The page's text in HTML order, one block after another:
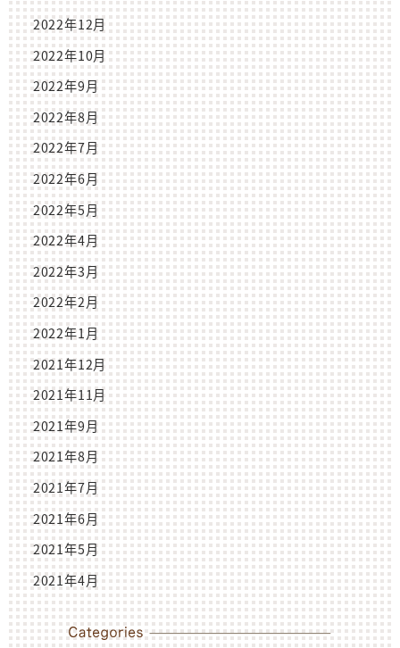
2022年12月
2022年10月
2022年9月
2022年8月
2022年7月
2022年6月
2022年5月
2022年4月
2022年3月
2022年2月
2022年1月
2021年12月
2021年11月
2021年9月
2021年8月
2021年7月
2021年6月
2021年5月
2021年4月